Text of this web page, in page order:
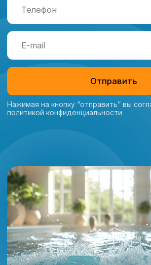
Адрес офиса:Санкт-Петербург,
Коломяжский 27
info@idealbass.ru
Главная
+ 7 (812) 933-16-55
О компании
Наши проекты
Каталог
Услуги
информационный характер и ни при каких условиях не является
публичной офертой, определяемой положениями ч. 2 ст. 437 Гк РФ.